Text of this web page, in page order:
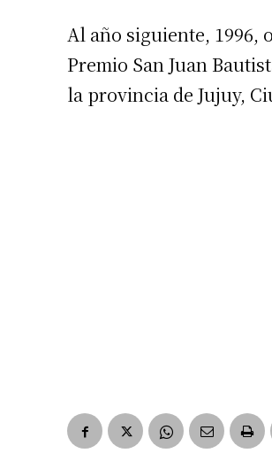
Al año siguiente, 1996,
Premio San Juan
la provincia de Jujuy,